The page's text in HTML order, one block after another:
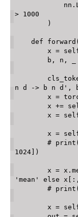
            nn
.
> 1000
)
def forward (
        x
=
        b
, n ,
n d -> b n d' ,
        x
=
        x
+=
        x
=
        x
=
#
1024])
        x
= x .
'mean'
else x : ,
#
        x
=